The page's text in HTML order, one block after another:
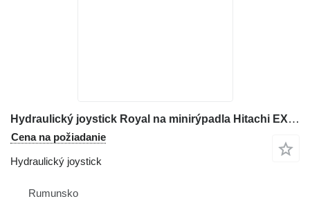
Hydraulický joystick Royal na minirýpadla Hitachi EX 35U
Cena na požiadanie
Hydraulický joystick
Rumunsko